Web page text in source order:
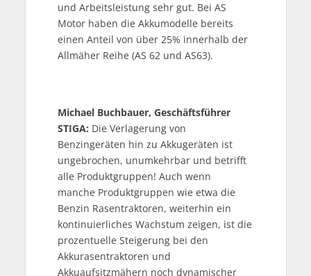
und Arbeitsleistung sehr gut. Bei AS
Motor haben die Akkumodelle bereits
einen Anteil von über 25% innerhalb der
Allmäher Reihe (AS 62 und AS63).
Michael Buchbauer, Geschäftsführer
STIGA: Die Verlagerung von
Benzingeräten hin zu Akkugeräten ist
ungebrochen, unumkehrbar und betrifft
alle Produktgruppen! Auch wenn
manche Produktgruppen wie etwa die
Benzin Rasentraktoren, weiterhin ein
kontinuierliches Wachstum zeigen, ist die
prozentuelle Steigerung bei den
Akkurasentraktoren und
Akkuaufsitzmähern noch dynamischer